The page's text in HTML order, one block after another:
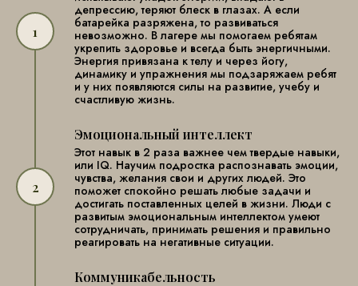
депрессию, теряют блеск в глазах. А если
батарейка разряжена, то развиваться
невозможно. В лагере мы помогаем ребятам
укрепить здоровье и всегда быть энергичными.
Энергия привязана к телу и через йогу,
динамику и упражнения мы подзаряжаем ребят
и у них появляются силы на развитие, учебу и
счастливую жизнь.
Эмоциональный интеллект
Этот навык в 2 раза важнее чем твердые навыки,
или IQ. Научим подростка распознавать эмоции,
чувства, желания свои и других людей. Это
поможет спокойно решать любые задачи и
достигать поставленных целей в жизни. Люди с
развитым эмоциональным интеллектом умеют
сотрудничать, принимать решения и правильно
реагировать на негативные ситуации.
Коммуникабельность